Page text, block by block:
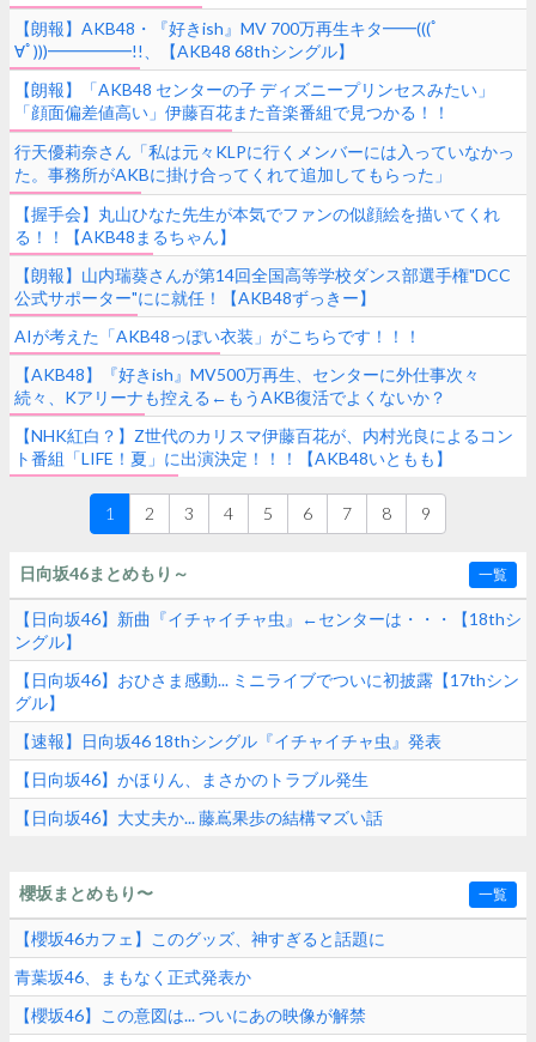
紙飛行機】
【朗報】AKB48・『好きish』MV 700万再生キタ━━(((ﾟ
∀ﾟ)))━━━━━!!、【AKB48 68thシングル】
【朗報】「AKB48 センターの子 ディズニープリンセスみたい」
「顔面偏差値高い」伊藤百花また音楽番組で見つかる！！
【TBS「CDTVライブ！ライブ！」いともも】
行天優莉奈さん「私は元々KLPに行くメンバーには入っていなかっ
た。事務所がAKBに掛け合ってくれて追加してもらった」
【KLP48/AKB48】
【握手会】丸山ひなた先生が本気でファンの似顔絵を描いてくれ
る！！【AKB48まるちゃん】
【朗報】山内瑞葵さんが第14回全国高等学校ダンス部選手権"DCC
公式サポーター"にに就任！【AKB48ずっきー】
AIが考えた「AKB48っぽい衣装」がこちらです！！！
【AKB48】『好きish』MV500万再生、センターに外仕事次々
続々、Kアリーナも控える←もうAKB復活でよくないか？
【NHK紅白？】Z世代のカリスマ伊藤百花が、内村光良によるコン
ト番組「LIFE！夏」に出演決定！！！【AKB48いともも】
1 2 3 4 5 6 7 8 9
日向坂46まとめもり～ 一覧
【日向坂46】新曲『イチャイチャ虫』←センターは・・・【18thシ
ングル】
【日向坂46】おひさま感動... ミニライブでついに初披露【17thシン
グル】
【速報】日向坂46 18thシングル『イチャイチャ虫』発表
【日向坂46】かほりん、まさかのトラブル発生
【日向坂46】大丈夫か... 藤嶌果歩の結構マズい話
櫻坂まとめもり〜 一覧
【櫻坂46カフェ】このグッズ、神すぎると話題に
青葉坂46、まもなく正式発表か
【櫻坂46】この意図は... ついにあの映像が解禁